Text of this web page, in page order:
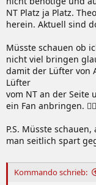
NT Platz ja Platz.
herein. Aktuell sind
Müsste schauen ob
nicht viel bringen
damit der Lüfter von
Lüfter
vom NT an der Seite
ein Fan anbringen. 🤷‍♂️
P.S. Müsste
man seitlich spart
Kommando schrieb: